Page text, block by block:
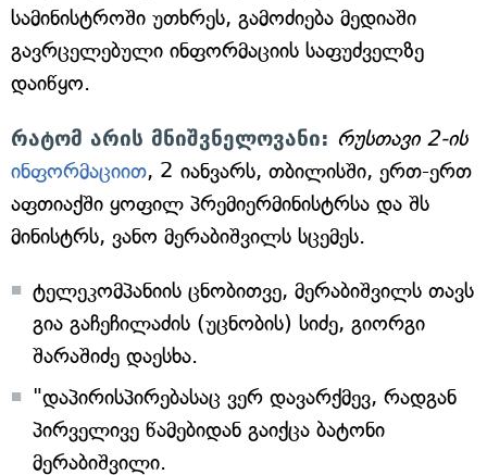
სამინისტროში უთხრეს, გამოძიება მედიაში
გავრცელებული ინფორმაციის საფუძველზე
დაიწყო.
რატომ არის მნიშვნელოვანი: რუსთავი 2-ის
ინფორმაციით, 2 იანვარს, თბილისში, ერთ-ერთ
აფთიაქში ყოფილ პრემიერმინისტრსა და შს
მინისტრს, ვანო მერაბიშვილს სცემეს.
ტელეკომპანიის ცნობითვე, მერაბიშვილს თავს
გია გაჩეჩილაძის (უცნობის) სიძე, გიორგი
შარაშიძე დაესხა.
"დაპირისპირებასაც ვერ დავარქმევ, რადგან
პირველივე წამებიდან გაიქცა ბატონი
მერაბიშვილი.